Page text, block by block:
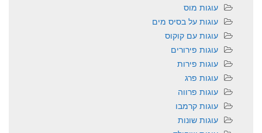
עוגות מוס
עוגות על בסיס מים
עוגות עם קוקוס
עוגות פירורים
עוגות פירות
עוגות פרג
עוגות פרווה
עוגות קרמבו
עוגות שונות